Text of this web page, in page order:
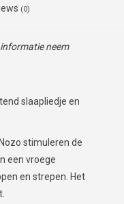
(0)
neem
slaapliedje en
stimuleren de
een vroege
en strepen. Het